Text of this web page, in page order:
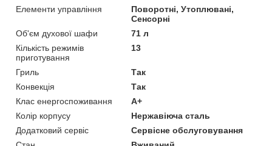
Елементи управління
Поворотні, Утоплювані,
Сенсорні
Об'єм духової шафи
71 л
Кількість режимів
приготування
13
Гриль
Так
Конвекція
Так
Клас енергоспоживання
A+
Колір корпусу
Нержавіюча сталь
Додатковий сервіс
Сервісне обслуговування